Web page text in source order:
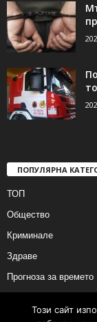
ПОПУЛЯРНА
ТОП
Общество
Криминале
Здраве
Прогноза за времето
Политика
Култура
Този сайт